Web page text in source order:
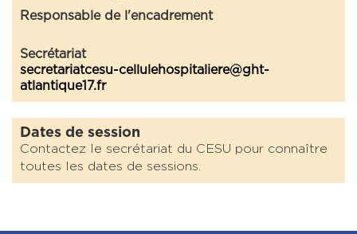
Responsable de l'encadrement
Secrétariat
secretariatcesu-cellulehospitaliere@ght-
atlantique17.fr
Dates de session
Contactez le secrétariat du CESU pour connaître
toutes les dates de sessions.